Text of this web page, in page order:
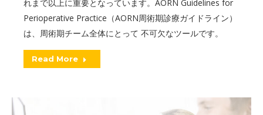
れまで以上に重要となっています。AORN Guidelines for
Perioperative Practice（AORN周術期診療ガイドライン）
は、周術期チーム全体にとって 不可欠なツールです。
Read More